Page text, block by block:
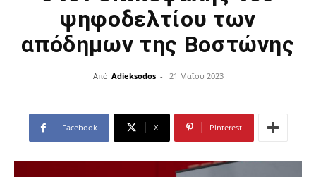
ψηφοδελτίου των
απόδημων της Βοστώνης
Από Adieksodos - 21 Μαΐου 2023
Facebook X Pinterest